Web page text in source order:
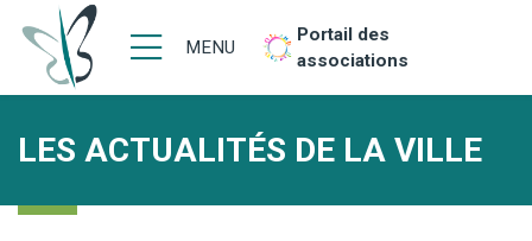
MENU
Portail des
associations
LES ACTUALITÉS DE LA VILLE